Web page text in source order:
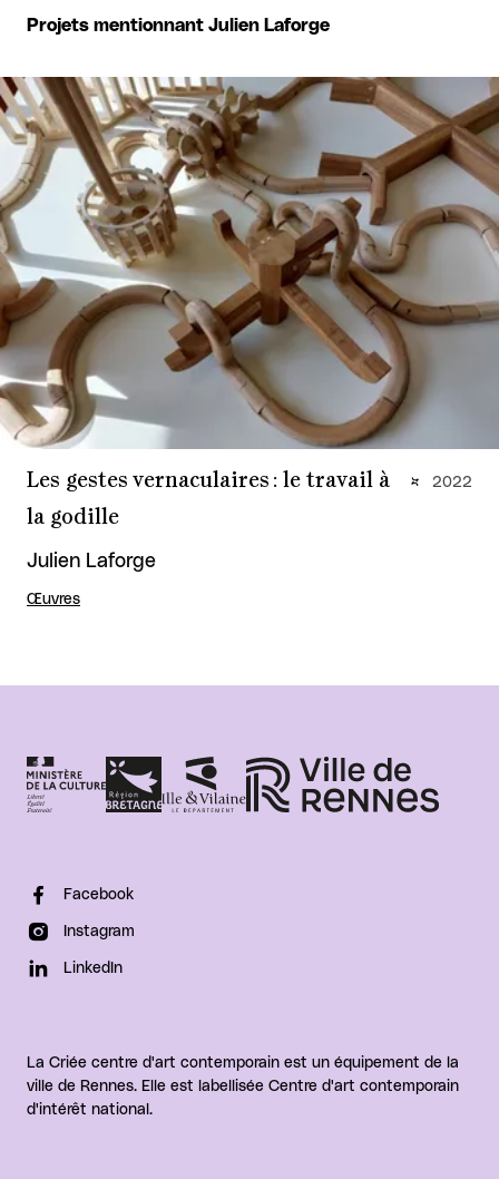
Projets mentionnant Julien Laforge
Les gestes vernaculaires : le travail à
la godille
Julien Laforge
Œuvres
2022
Facebook
Instagram
LinkedIn
La Criée centre d'art contemporain est un équipement de la
ville de Rennes. Elle est labellisée Centre d'art contemporain
d'intérêt national.